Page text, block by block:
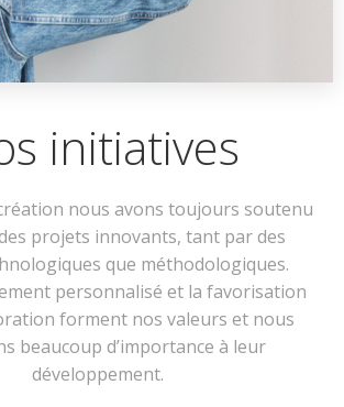
initiatives
nous avons toujours soutenu
projets innovants, tant par des
que méthodologiques.
personnalisé et la favorisation
forment nos valeurs et nous
beaucoup d’importance à leur
développement.